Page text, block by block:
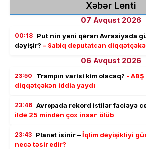
Xəbər Lenti
07 Avqust 2026
00:18 Putinin yeni qərarı Avrasiyada
dəyişir? – Sabiq deputatdan
06 Avqust 2026
23:50 Trampın varisi kim olacaq? -
diqqətçəkən iddia yaydı
23:46 Avropada rekord istilər faciəyə
ildə 25 mindən çox insan ölüb
23:43 Planet isinir –İqlim dəyişikliyi
necə təsir edir?